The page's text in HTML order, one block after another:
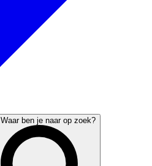
Waar ben je naar op zoek?